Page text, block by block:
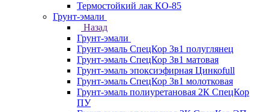
Термостойкий лак КО-85
Грунт-эмали
Назад
Грунт-эмали
Грунт-эмаль СпецКор 3в1 полуглянец
Грунт-эмаль СпецКор 3в1 матовая
Грунт-эмаль эпоксиэфирная Цинкоfull
Грунт-эмаль СпецКор 3в1 молотковая
Грунт-эмаль полиуретановая 2К СпецКор
ПУ